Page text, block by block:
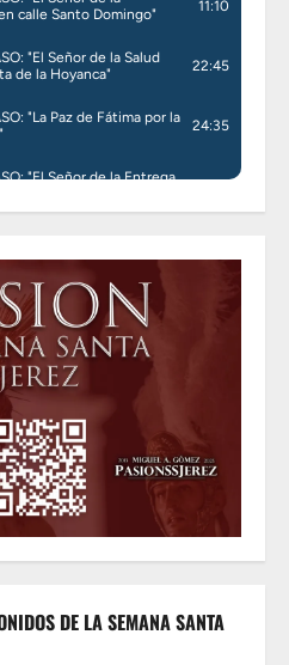
DE LA SEMANA SANTA